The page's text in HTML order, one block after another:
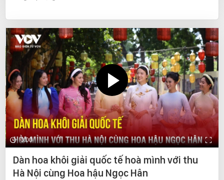
0:00
Dàn hoa khôi giải quốc tế hoà mình với thu
Hà Nội cùng Hoa hậu Ngọc Hân